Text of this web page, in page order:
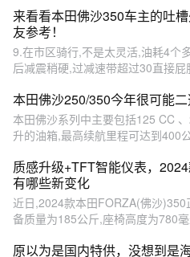
来看看本田佛沙350车主的吐
友参考！
9.在市区骑行,不是太灵活,油耗4个
后减震稍硬,过减速带超过30直接
本田佛沙250/350今年很可能
本田佛沙系列中主要包括125 CC
升的油箱,最高续航里程可达到400
质感升级+TFT智能仪表，
有哪些新变化
近日,2024款本田FORZA(佛沙
备质量为185公斤,座椅高度为780
原以为是国内特供，没想到是